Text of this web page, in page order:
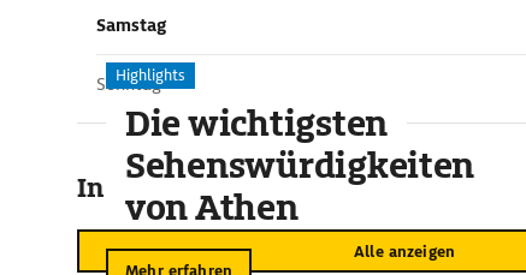
Samstag
Sonntag
In der Umgebung
Alle anzeigen
Highlights
Die wichtigsten
Sehenswürdigkeiten
von Athen
Mehr erfahren